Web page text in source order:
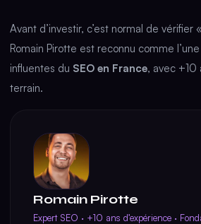
Avant d’investir, c’est normal de
Romain Pirotte est reconnu comme
influentes du SEO en France, avec +10
terrain.
Romain Pirotte
Expert SEO · +10 ans d’expérience ·